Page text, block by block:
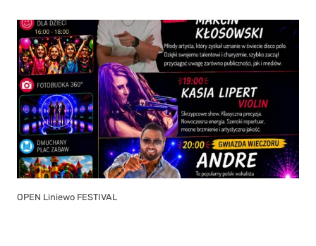
OPEN Liniewo FESTIVAL